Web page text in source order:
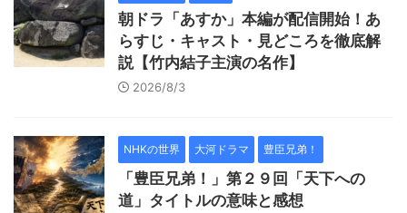
朝ドラ「あすか」本編が配信開始！あ
らすじ・キャスト・見どころを徹底解
説【竹内結子主演の名作】
2026/8/3
NHKの世界 大河ドラマ 豊臣兄弟！
「豊臣兄弟！」第２９回「天下への
道」タイトルの意味と感想